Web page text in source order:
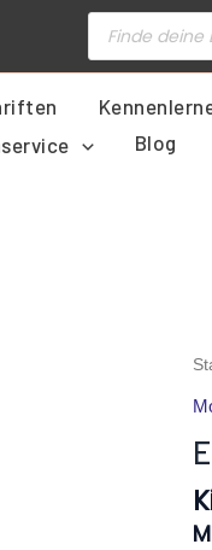
Products
search
Blog